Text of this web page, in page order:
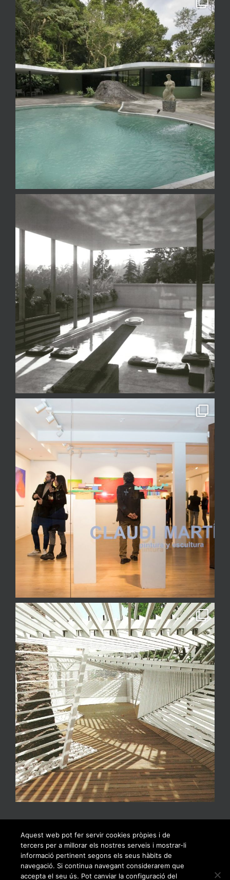
Aquest web pot fer servir cookies pròpies i de
tercers per a millorar els nostres serveis i mostrar-li
informació pertinent segons els seus hàbits de
navegació. Si continua navegant considerarem que
accepta el seu ús. Pot canviar la configuració del